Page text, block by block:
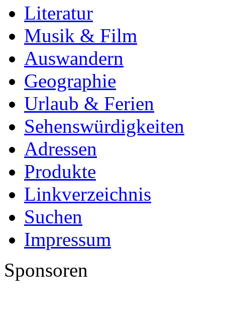
Literatur
Musik & Film
Auswandern
Geographie
Urlaub & Ferien
Sehenswürdigkeiten
Adressen
Produkte
Linkverzeichnis
Suchen
Impressum
Sponsoren